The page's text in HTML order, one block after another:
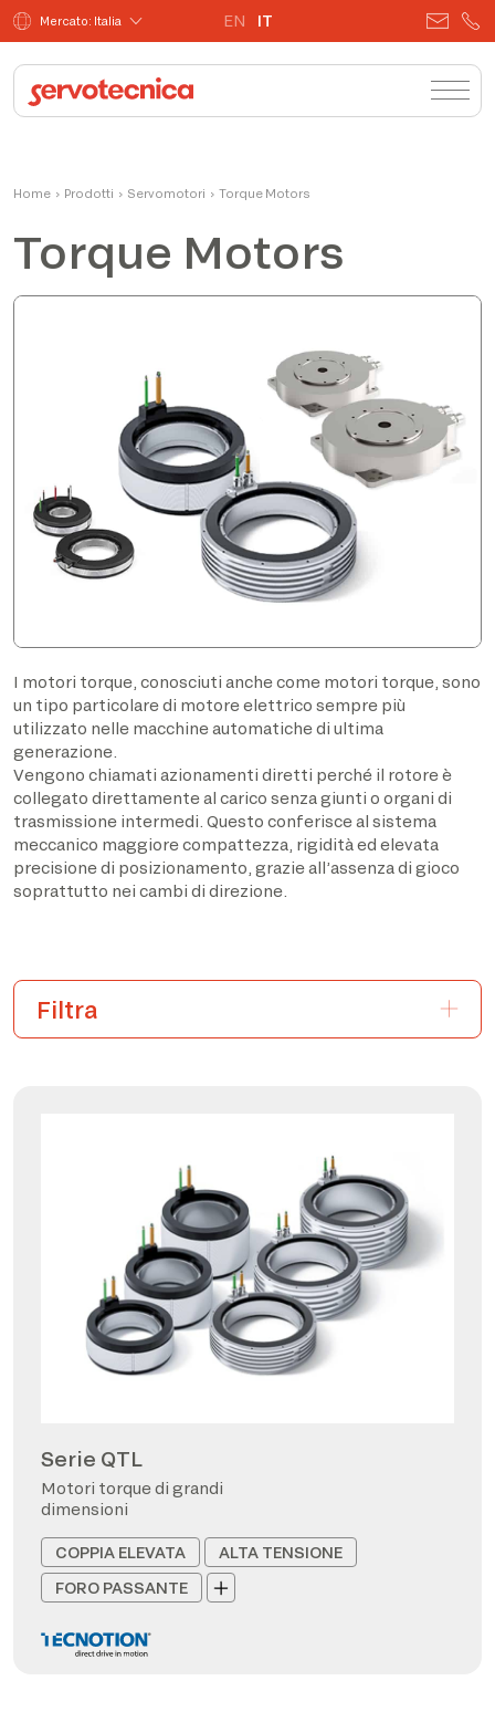
Mercato: Italia EN IT
Home › Prodotti › Servomotori › Torque Motors
Torque Motors
I motori torque, conosciuti anche come motori torque, sono
un tipo particolare di motore elettrico sempre più
utilizzato nelle macchine automatiche di ultima
generazione.
Vengono chiamati azionamenti diretti perché il rotore è
collegato direttamente al carico senza giunti o organi di
trasmissione intermedi. Questo conferisce al sistema
meccanico maggiore compattezza, rigidità ed elevata
precisione di posizionamento, grazie all’assenza di gioco
soprattutto nei cambi di direzione.
Serie QTL
Motori torque di grandi
dimensioni
COPPIA ELEVATA
ALTA TENSIONE
FORO PASSANTE